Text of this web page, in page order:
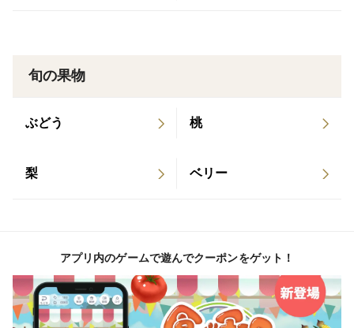
大分特産 全国生産量の90%以上
通常のかぼすとは違い種がほぼ入らない品種になりま
す。(稀に種が入る場合もございます)
おすすめです。
サイズは普通のカボスより小さくなります。
旬の果物
ぶどう 桃
梨 ベリー
アプリ内のゲームで遊んでクーポンをゲット！